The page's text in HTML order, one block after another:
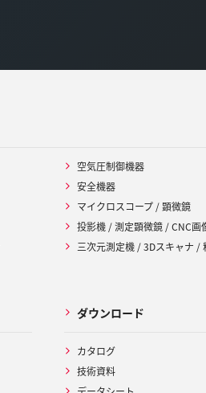
空気圧制御機器
安全機器
マイクロスコープ / 顕微鏡
投影機 / 測定顕微鏡 / CNC画
三次元測定機 / 3Dスキャナ /
ダウンロード
カタログ
技術資料